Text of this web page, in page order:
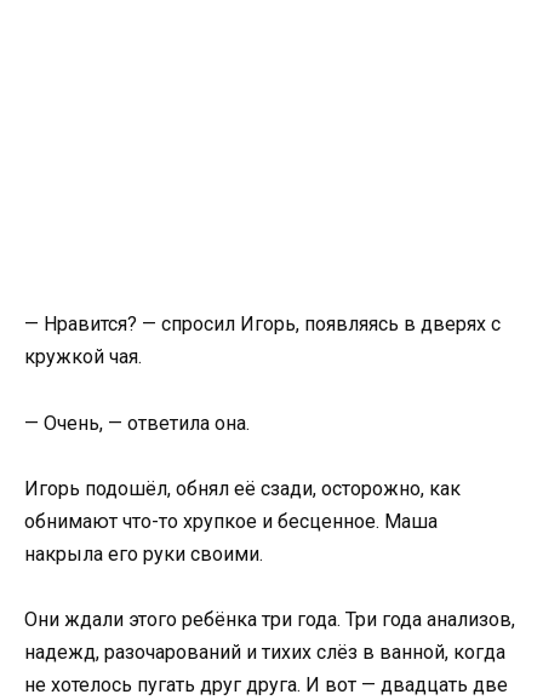
— Нравится? — спросил Игорь, появляясь в дверях с
кружкой чая.
— Очень, — ответила она.
Игорь подошёл, обнял её сзади, осторожно, как
обнимают что-то хрупкое и бесценное. Маша
накрыла его руки своими.
Они ждали этого ребёнка три года. Три года анализов,
надежд, разочарований и тихих слёз в ванной, когда
не хотелось пугать друг друга. И вот — двадцать две